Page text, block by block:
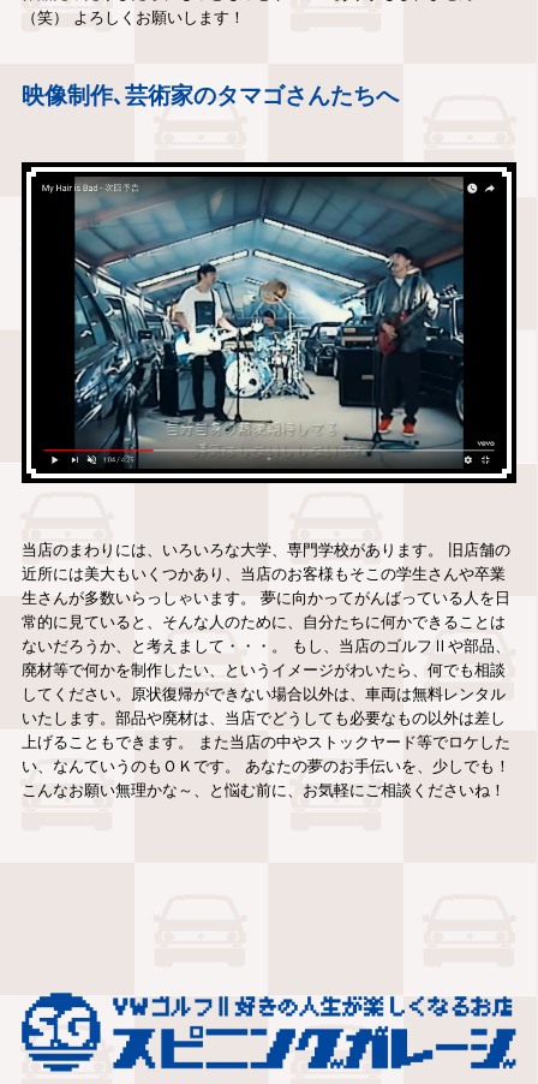
（笑） よろしくお願いします！
映像制作､芸術家のタマゴさんたちへ
当店のまわりには、いろいろな大学、専門学校があります。 旧店舗の
近所には美大もいくつかあり、当店のお客様もそこの学生さんや卒業
生さんが多数いらっしゃいます。 夢に向かってがんばっている人を日
常的に見ていると、そんな人のために、自分たちに何かできることは
ないだろうか、と考えまして・・・。 もし、当店のゴルフⅡや部品、
廃材等で何かを制作したい、というイメージがわいたら、何でも相談
してください。原状復帰ができない場合以外は、車両は無料レンタル
いたします。部品や廃材は、当店でどうしても必要なもの以外は差し
上げることもできます。 また当店の中やストックヤード等でロケした
い、なんていうのもＯＫです。 あなたの夢のお手伝いを、少しでも！
こんなお願い無理かな～、と悩む前に、お気軽にご相談くださいね！